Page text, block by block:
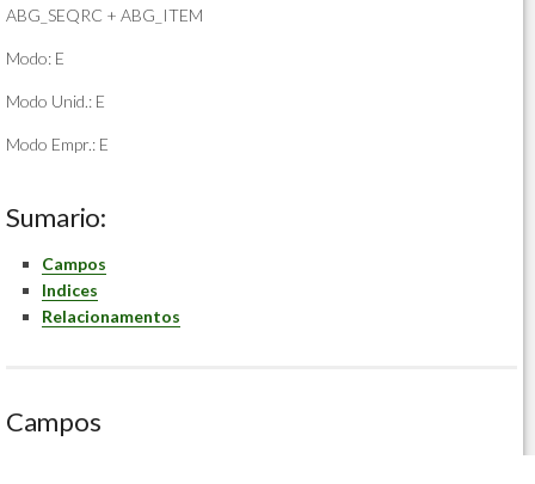
ABG_SEQRC + ABG_ITEM
Modo: E
Modo Unid.: E
Modo Empr.: E
Sumario:
Campos
Indices
Relacionamentos
Campos